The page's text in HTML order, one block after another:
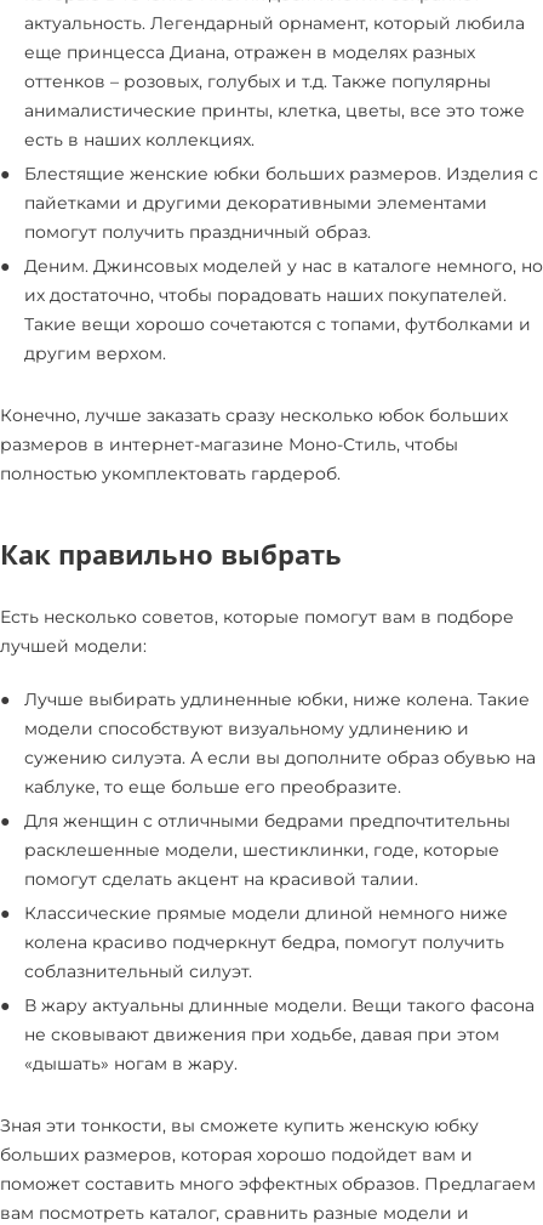
актуальность. Легендарный орнамент, который любила
еще принцесса Диана, отражен в моделях разных
оттенков – розовых, голубых и т.д. Также популярны
анималистические принты, клетка, цветы, все это тоже
есть в наших коллекциях.
Блестящие женские юбки больших размеров. Изделия с
пайетками и другими декоративными элементами
помогут получить праздничный образ.
Деним. Джинсовых моделей у нас в каталоге немного, но
их достаточно, чтобы порадовать наших покупателей.
Такие вещи хорошо сочетаются с топами, футболками и
другим верхом.
Конечно, лучше заказать сразу несколько юбок больших
размеров в интернет-магазине Моно-Стиль, чтобы
полностью укомплектовать гардероб.
Как правильно выбрать
Есть несколько советов, которые помогут вам в подборе
лучшей модели:
Лучше выбирать удлиненные юбки, ниже колена. Такие
модели способствуют визуальному удлинению и
сужению силуэта. А если вы дополните образ обувью на
каблуке, то еще больше его преобразите.
Для женщин с отличными бедрами предпочтительны
расклешенные модели, шестиклинки, годе, которые
помогут сделать акцент на красивой талии.
Классические прямые модели длиной немного ниже
колена красиво подчеркнут бедра, помогут получить
соблазнительный силуэт.
В жару актуальны длинные модели. Вещи такого фасона
не сковывают движения при ходьбе, давая при этом
«дышать» ногам в жару.
Зная эти тонкости, вы сможете купить женскую юбку
больших размеров, которая хорошо подойдет вам и
поможет составить много эффектных образов. Предлагаем
вам посмотреть каталог, сравнить разные модели и